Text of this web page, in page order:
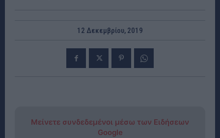
12 Δεκεμβρίου, 2019
Μείνετε συνδεδεμένοι μέσω των Ειδήσεων
Google